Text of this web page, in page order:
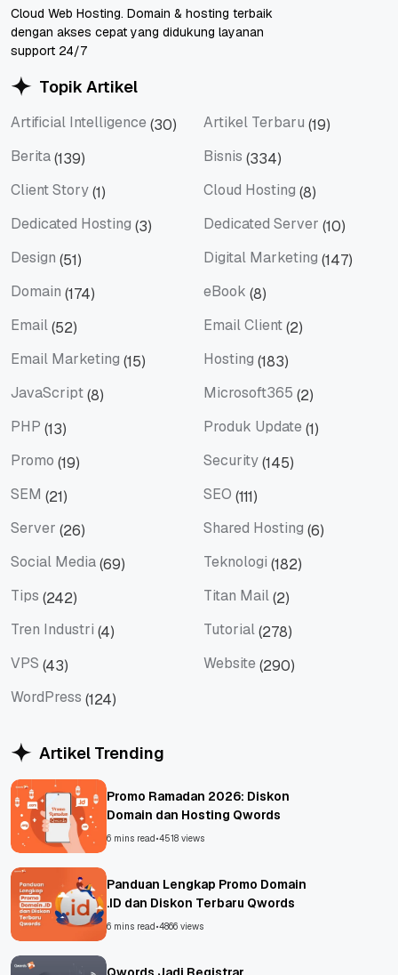
Cloud Web Hosting. Domain & hosting terbaik
dengan akses cepat yang didukung layanan
support 24/7
Topik Artikel
Artificial Intelligence (30) Artikel Terbaru (19)
Berita(139) Bisnis (334)
Client Story(1) Cloud Hosting (8)
Dedicated Hosting (3) Dedicated Server (10)
Design (51) Digital Marketing (147)
Domain (174) eBook (8)
Email(52) Email Client(2)
Email Marketing (15) Hosting (183)
JavaScript(8) Microsoft365 (2)
PHP (13) Produk Update (1)
Promo (19) Security(145)
SEM (21) SEO (111)
Server (26) Shared Hosting (6)
Social Media(69) Teknologi (182)
Tips (242) Titan Mail(2)
Tren Industri (4) Tutorial(278)
VPS (43) Website (290)
WordPress (124)
Artikel Trending
Promo Ramadan 2026: Diskon
Domain dan Hosting Qwords
6 mins read•4518 views
Panduan Lengkap Promo Domain
.ID dan Diskon Terbaru Qwords
6 mins read•4866 views